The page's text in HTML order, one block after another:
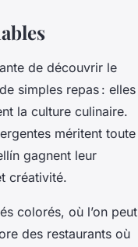
de découvrir le
simples repas : elles
la culture culinaire.
méritent toute
gagnent leur
créativité.
colorés, où l’on peut
des restaurants où